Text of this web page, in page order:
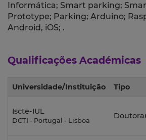
Informática; Smart parking;
Prototype; Parking; Arduino;
Android, iOS; .
Qualificações Académicas
Universidade/Instituição Tipo
Iscte-IUL
DCTI - Portugal - Lisboa